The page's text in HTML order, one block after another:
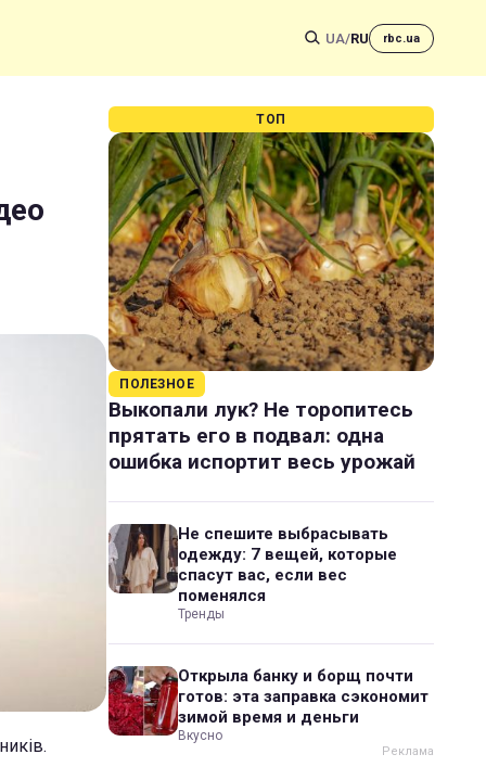
UA/RU rbc.ua
ТОП
ПОЛЕЗНОЕ
Выкопали лук? Не торопитесь
прятать его в подвал: одна
ошибка испортит весь урожай
Не спешите выбрасывать
одежду: 7 вещей, которые
спасут вас, если вес
поменялся
Тренды
Открыла банку и борщ почти
готов: эта заправка сэкономит
зимой время и деньги
Вкусно